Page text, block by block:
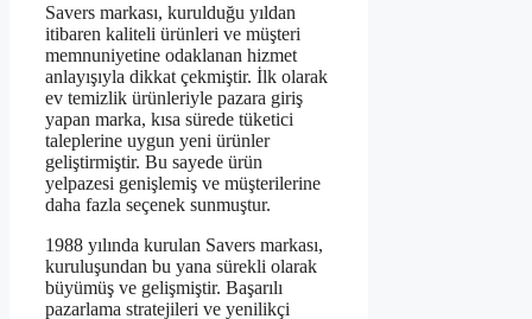
Savers markası, kurulduğu yıldan
itibaren kaliteli ürünleri ve müşteri
memnuniyetine odaklanan hizmet
anlayışıyla dikkat çekmiştir. İlk olarak
ev temizlik ürünleriyle pazara giriş
yapan marka, kısa sürede tüketici
taleplerine uygun yeni ürünler
geliştirmiştir. Bu sayede ürün
yelpazesi genişlemiş ve müşterilerine
daha fazla seçenek sunmuştur.
1988 yılında kurulan Savers markası,
kuruluşundan bu yana sürekli olarak
büyümüş ve gelişmiştir. Başarılı
pazarlama stratejileri ve yenilikçi